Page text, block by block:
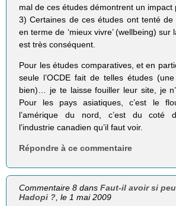
mal de ces études démontrent un impact
3) Certaines de ces études ont tenté de
en terme de ‘mieux vivre’ (wellbeing) sur
est très conséquent.
Pour les études comparatives, et en
seule l’OCDE fait de telles études
bien)… je te laisse fouiller leur site, je
Pour les pays asiatiques, c’est le
l’amérique du nord, c’est du coté
l’industrie canadien qu’il faut voir.
Répondre à ce commentaire
Commentaire 8 dansFaut-il avoir si
Hadopi ? , le 1 mai 2009